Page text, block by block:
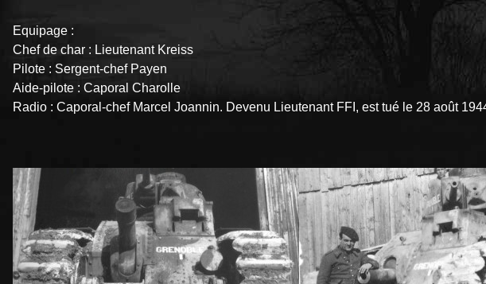
Equipage :
Chef de char : Lieutenant Kreiss
Pilote : Sergent-chef Payen
Aide-pilote : Caporal Charolle
Radio : Caporal-chef Marcel Joannin. Devenu Lieutenant FFI, est tué le 28 août